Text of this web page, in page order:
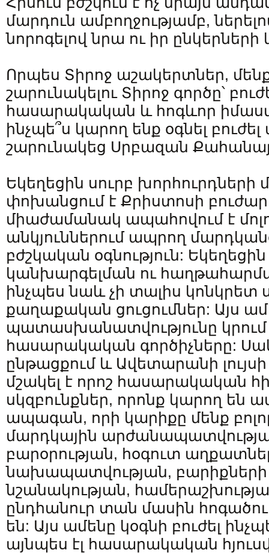
մարդուն ամբողջությամբ,
նորոգելով նրա ու իր ընկերների
Որպես Տիրոջ աշակերտներ,
շարունակելու Տիրոջ գործը՝
հասարակական և հոգևոր
ինչպե՞ս կարող ենք օգնել
շարունակեց Սրբազան
Եկեղեցին սուրբ խորհուրդների
փոխանցում է Քրիստոսի
միաժամանակ ապահովում է
անկյուններում ապրող
բժշկական օգնություն:
կանխարգելման ու
ինչպես նաև չի տալիս կոնկրետ
քաղաքական ցուցումներ: Այս
պատասխանատվությունը
հասարակական գործիչները:
ընթացքում և Ավետարանի
մշակել է որոշ հասարակական
սկզբունքներ, որոնք կարող են
ապագան, որի կարիքը մենք
մարդկային
բարօրության, հօգուտ
նախապատվության, բարիքների
նշանակության,
ընդհանուր տան մասին
են: Այս ամենը կօգնի բուժել
այնպես էլ հասարակական